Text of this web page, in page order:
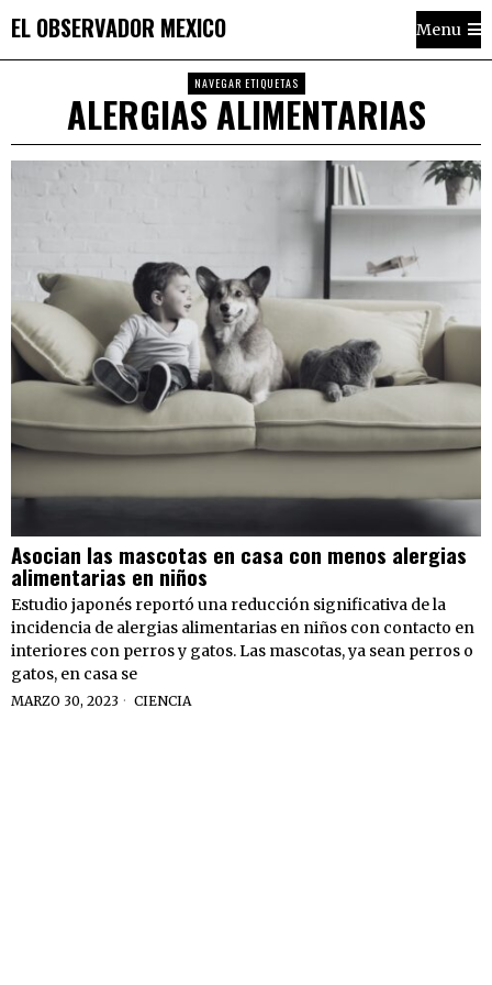
EL OBSERVADOR MEXICO Menu
NAVEGAR ETIQUETAS
ALERGIAS ALIMENTARIAS
Asocian las mascotas en casa con menos alergias
alimentarias en niños
Estudio japonés reportó una reducción significativa de la
incidencia de alergias alimentarias en niños con contacto en
interiores con perros y gatos. Las mascotas, ya sean perros o
gatos, en casa se
MARZO 30, 2023 CIENCIA